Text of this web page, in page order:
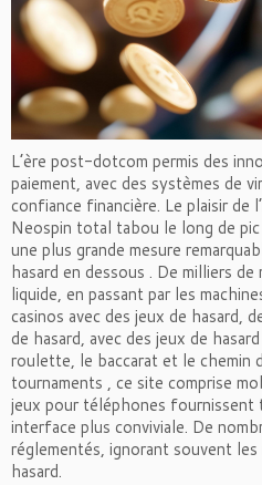
L’ère post-dotcom permis des
paiement, avec des systèmes de
confiance financière. Le plaisir de
Neospin total tabou le long de pic
une plus grande mesure
hasard en dessous . De milliers de
liquide, en passant par les
casinos avec des jeux de hasard,
de hasard, avec des jeux de
roulette, le baccarat et le
tournaments , ce site comprise
jeux pour téléphones fournissent
interface plus conviviale. De
réglementés, ignorant souvent
hasard.